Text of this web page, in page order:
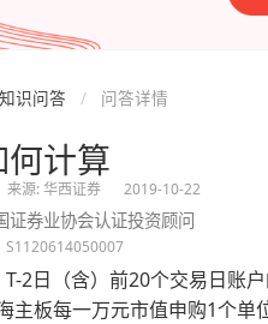
识问答 问答详情
计算
来源: 华西证券 2019-10-22
证券业协会认证投资顾问
S1120614050007
2日（含）前20个交易日账
主板每一万元市值申购1个